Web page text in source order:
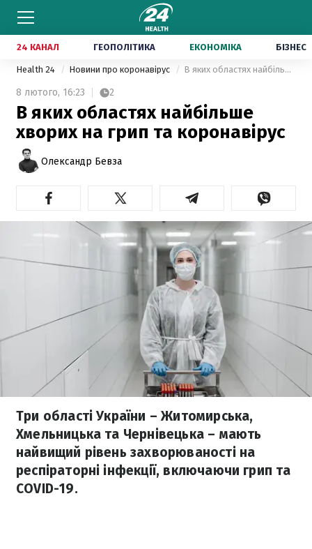
24 КАНАЛ ГЕОПОЛІТИКА ЕКОНОМІКА БІЗНЕС
Health 24 Новини про коронавірус В яких областях найбільше хворих на грип та коронавірус
8 лютого, 16:23 2
В яких областях найбільше
хворих на грип та коронавірус
Олександр Бевза
Три області України – Житомирська,
Хмельницька та Чернівецька – мають
найвищий рівень захворюваності на
респіраторні інфекції, включаючи грип та
COVID-19.